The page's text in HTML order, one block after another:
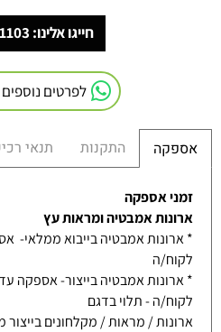
חייגו אלינו: 054-9041103
לפרטים
אספקה התקנות תנאי
זמני אספקה
ארונות אמבטיה ומראות עץ
לקוח/ה
לקוח/ה - תלוי בדגם
ארונות / מראות / מקלחונים